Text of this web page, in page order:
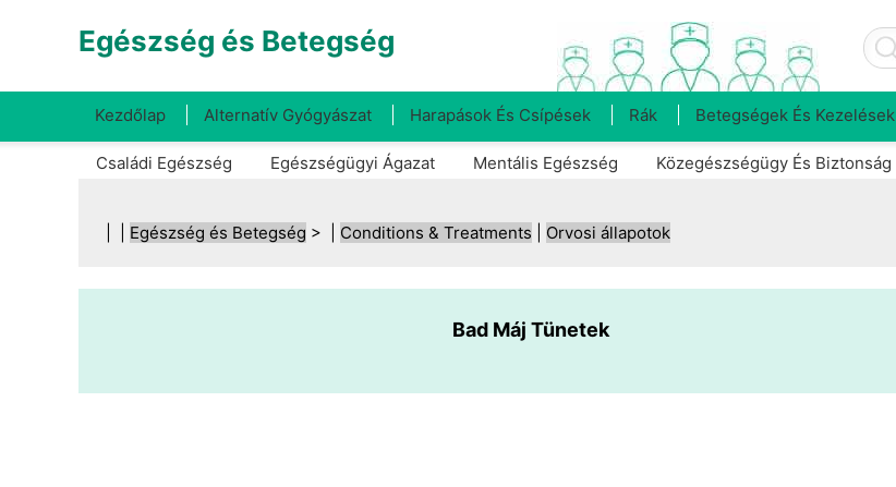
Egészség és Betegség
Kezdőlap Alternatív Gyógyászat Harapások És Csípések Rák Betegségek És Kezelések
Családi Egészség Egészségügyi Ágazat Mentális Egészség Közegészségügy És Biztonság
Egészség és Betegség > | Conditions & Treatments Orvosi állapotok
Bad Máj Tünetek